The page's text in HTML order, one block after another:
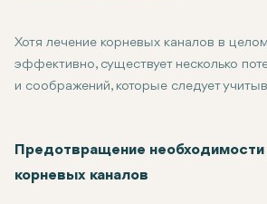
Хотя лечение корневых каналов в
эффективно, существует несколько
и соображений, которые следует
Перелом зуба: После лечения зуб
Предотвращение необходимости
корневых каналов